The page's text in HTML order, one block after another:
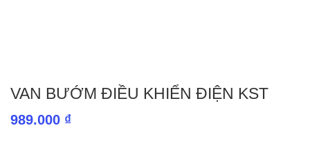
VAN BƯỚM ĐIỀU KHIỂN ĐIỆN KST
989.000 ₫